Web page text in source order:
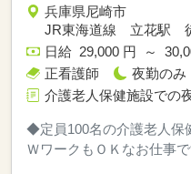
兵庫県尼崎市
JR東海道線 立花駅
日給 29,000 円 ～
正看護師
夜勤のみ
介護老人保健施設での
◆定員100名の介護老人保
ＷワークもＯＫなお仕事